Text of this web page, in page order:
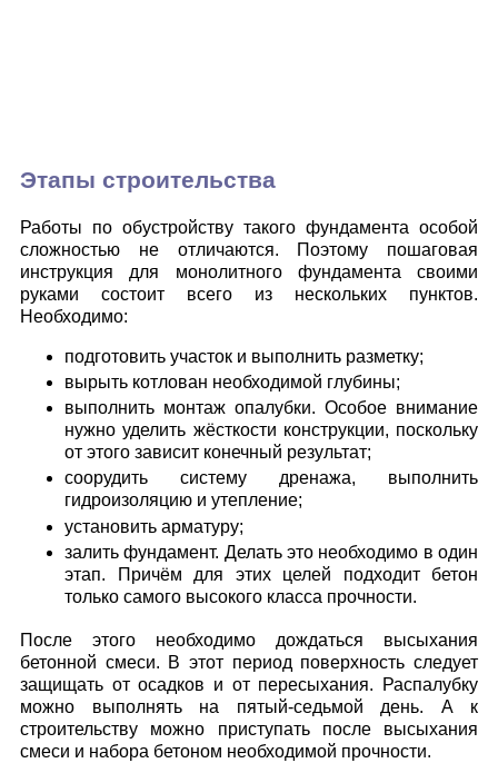
Этапы строительства
Работы по обустройству такого фундамента особой
сложностью не отличаются. Поэтому пошаговая
инструкция для монолитного фундамента своими
руками состоит всего из нескольких пунктов.
Необходимо:
подготовить участок и выполнить разметку;
вырыть котлован необходимой глубины;
выполнить монтаж опалубки. Особое внимание
нужно уделить жёсткости конструкции, поскольку
от этого зависит конечный результат;
соорудить систему дренажа, выполнить
гидроизоляцию и утепление;
установить арматуру;
залить фундамент. Делать это необходимо в один
этап. Причём для этих целей подходит бетон
только самого высокого класса прочности.
После этого необходимо дождаться высыхания
бетонной смеси. В этот период поверхность следует
защищать от осадков и от пересыхания. Распалубку
можно выполнять на пятый-седьмой день. А к
строительству можно приступать после высыхания
смеси и набора бетоном необходимой прочности.